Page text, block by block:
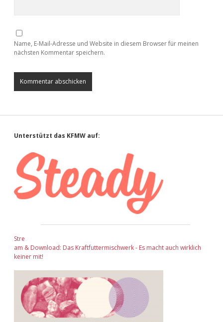
Name, E-Mail-Adresse und Website in diesem Browser für meinen
nächsten Kommentar speichern.
Sidebar
Unterstützt das KFMW auf:
Stre
am & Download: Das Kraftfuttermischwerk - Es macht auch wirklich
keiner mit!